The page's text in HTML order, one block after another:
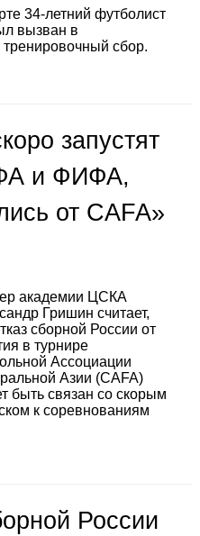
34-летний футболист
вызван в
сбор.
запустят
и ФИФА,
от CAFA»
академии ЦСКА
Гришин считает,
сборной России от
в турнире
Ассоциации
Азии (CAFA)
быть связан со скорым
к соревнованиям
России